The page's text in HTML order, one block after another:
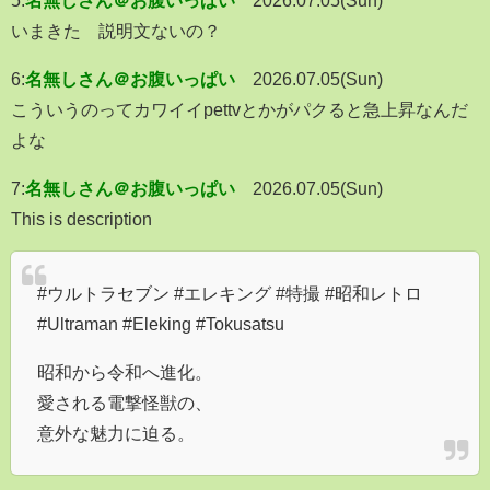
いまきた 説明文ないの？
6:名無しさん＠お腹いっぱい
2026.07.05(Sun)
こういうのってカワイイpettvとかがパクると急上昇なんだ
よな
7:名無しさん＠お腹いっぱい
2026.07.05(Sun)
This is description
#ウルトラセブン #エレキング #特撮 #昭和レトロ
#Ultraman #Eleking #Tokusatsu
昭和から令和へ進化。
愛される電撃怪獣の、
意外な魅力に迫る。